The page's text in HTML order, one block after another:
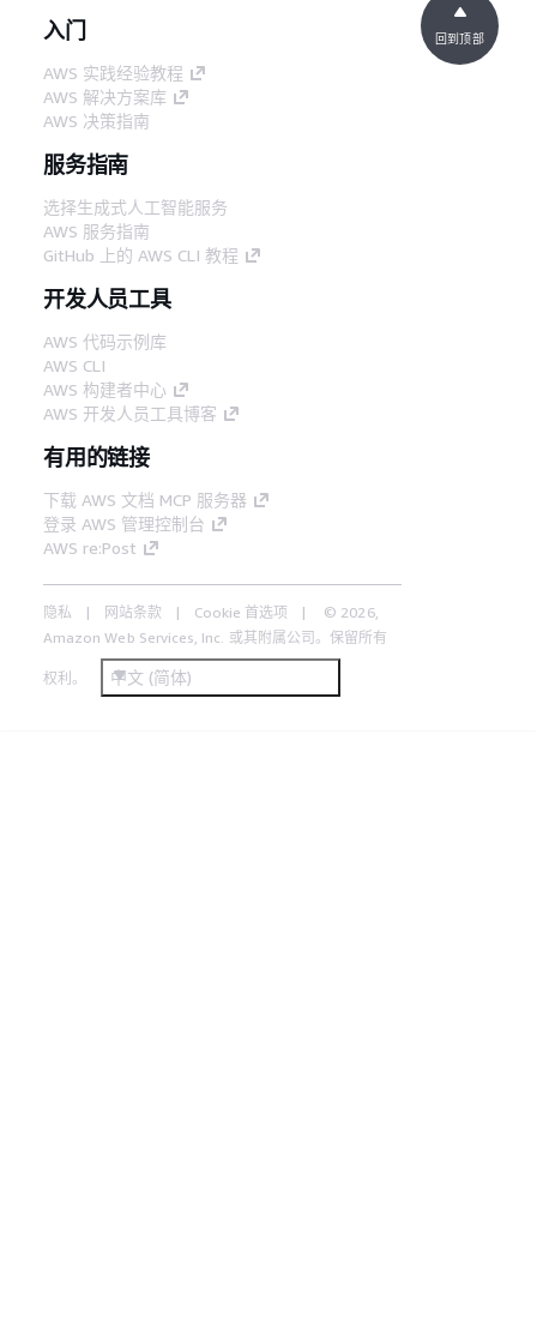
入门
AWS 实践经验教程
AWS 解决方案库
AWS 决策指南
服务指南
选择生成式人工智能服务
AWS 服务指南
GitHub 上的 AWS CLI 教程
开发人员工具
AWS 代码示例库
AWS CLI
AWS 构建者中心
AWS 开发人员工具博客
有用的链接
下载 AWS 文档 MCP 服务器
登录 AWS 管理控制台
AWS re:Post
隐私 网站条款 Cookie 首选项
© 2026,
Amazon Web Services, Inc. 或其附属公司。保留所有
权利。 中文 (简体)
回到顶部